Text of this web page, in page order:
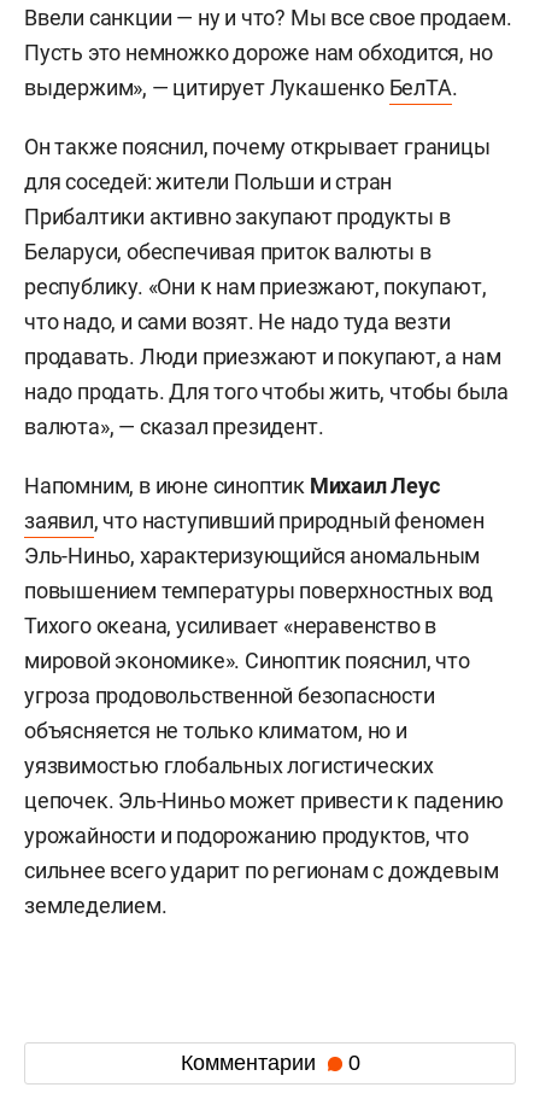
Ввели санкции — ну и что? Мы все свое продаем.
Пусть это немножко дороже нам обходится, но
выдержим», — цитирует Лукашенко БелТА.
Он также пояснил, почему открывает границы
для соседей: жители Польши и стран
Прибалтики активно закупают продукты в
Беларуси, обеспечивая приток валюты в
республику. «Они к нам приезжают, покупают,
что надо, и сами возят. Не надо туда везти
продавать. Люди приезжают и покупают, а нам
надо продать. Для того чтобы жить, чтобы была
валюта», — сказал президент.
Напомним, в июне синоптик Михаил Леус
заявил, что наступивший природный феномен
Эль-Ниньо, характеризующийся аномальным
повышением температуры поверхностных вод
Тихого океана, усиливает «неравенство в
мировой экономике». Синоптик пояснил, что
угроза продовольственной безопасности
объясняется не только климатом, но и
уязвимостью глобальных логистических
цепочек. Эль-Ниньо может привести к падению
урожайности и подорожанию продуктов, что
сильнее всего ударит по регионам с дождевым
земледелием.
Комментарии 0